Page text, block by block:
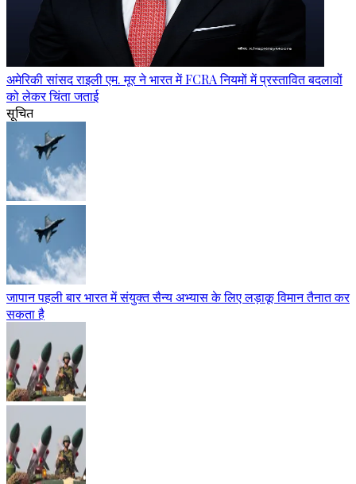
अमेरिकी सांसद राइली एम. मूर ने भारत में FCRA नियमों में प्रस्तावित बदलावों
को लेकर चिंता जताई
सूचित
जापान पहली बार भारत में संयुक्त सैन्य अभ्यास के लिए लड़ाकू विमान तैनात कर
सकता है